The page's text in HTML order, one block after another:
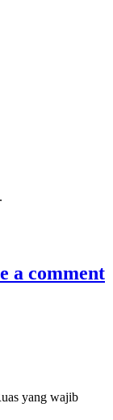
a comment
yang wajib